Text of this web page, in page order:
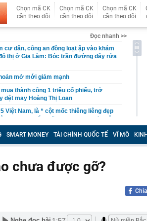
Chọn mã CK
cần theo dõi
Chọn mã CK
cần theo dõi
Chọn mã CK
cần theo dõi
Đọc nhanh >>
cư dân, công an đồng loạt ập vào khám
thị ở Gia Lâm: Bóc trần đường dây rửa
mở mới giảm mạnh
thành công 1 triệu cổ phiếu, trở
dệt may Hoàng Thị Loan
Việt Nam, là “ cột mốc thiêng liêng đẹp
tư nhân sở hữu 14 bệnh viện, 2.900
"Hệ thống Y khoa tốt nhất Việt Nam
margin trong tháng 8
VN-Index có thể chạm mốc 1.885 điểm
SMART MONEY TÀI CHÍNH QUỐC TẾ VĨ MÔ
chưa được gỡ?